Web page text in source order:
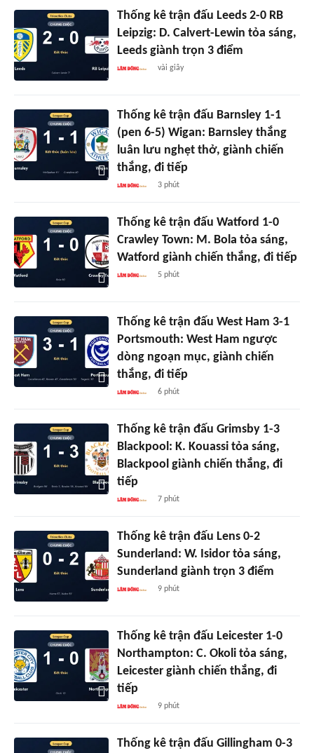
Thống kê trận đấu Leeds 2-0 RB
Leipzig: D. Calvert-Lewin tỏa sáng,
Leeds giành trọn 3 điểm
vài giây
Thống kê trận đấu Barnsley 1-1
(pen 6-5) Wigan: Barnsley thắng
luân lưu nghẹt thở, giành chiến
thắng, đi tiếp
3 phút
Thống kê trận đấu Watford 1-0
Crawley Town: M. Bola tỏa sáng,
Watford giành chiến thắng, đi tiếp
5 phút
Thống kê trận đấu West Ham 3-1
Portsmouth: West Ham ngược
dòng ngoạn mục, giành chiến
thắng, đi tiếp
6 phút
Thống kê trận đấu Grimsby 1-3
Blackpool: K. Kouassi tỏa sáng,
Blackpool giành chiến thắng, đi
tiếp
7 phút
Thống kê trận đấu Lens 0-2
Sunderland: W. Isidor tỏa sáng,
Sunderland giành trọn 3 điểm
9 phút
Thống kê trận đấu Leicester 1-0
Northampton: C. Okoli tỏa sáng,
Leicester giành chiến thắng, đi
tiếp
9 phút
Thống kê trận đấu Gillingham 0-3